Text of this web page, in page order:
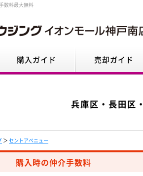
数料最大無料
購入ガイド 売却ガイド
兵庫区・長田区
＞ セントアベニュー
購入時の仲介手数料